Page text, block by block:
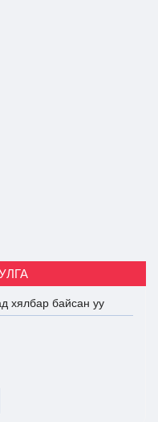
хялбар байсан уу